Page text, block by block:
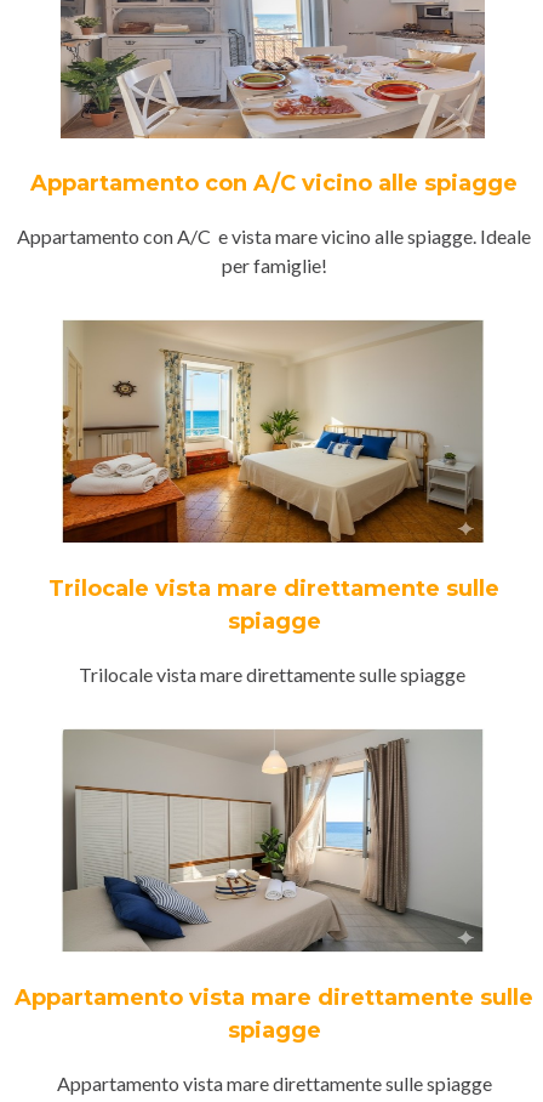
Appartamento con A/C vicino alle spiagge
Appartamento con A/C e vista mare vicino alle spiagge. Ideale
per famiglie!
Trilocale vista mare direttamente sulle
spiagge
Trilocale vista mare direttamente sulle spiagge
Appartamento vista mare direttamente sulle
spiagge
Appartamento vista mare direttamente sulle spiagge